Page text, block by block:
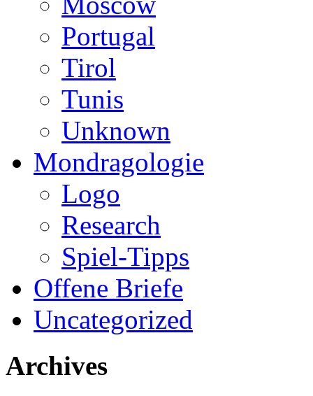
Portugal
Tirol
Tunis
Unknown
Mondragologie
Logo
Research
Spiel-Tipps
Offene Briefe
Uncategorized
Archives